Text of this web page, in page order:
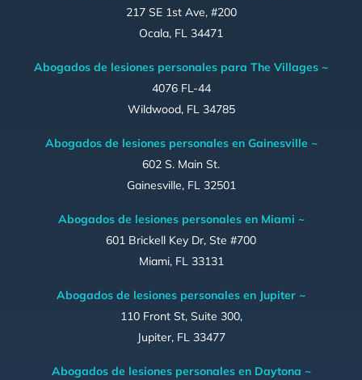
217 SE 1st Ave, #200
Ocala, FL 34471
Abogados de lesiones personales para The Villages ~
4076 FL-44
Wildwood, FL 34785
Abogados de lesiones personales en Gainesville ~
602 S. Main St.
Gainesville, FL 32501
Abogados de lesiones personales en Miami ~
601 Brickell Key Dr, Ste #700
Miami, FL 33131
Abogados de lesiones personales en Jupiter ~
110 Front St, Suite 300,
Jupiter, FL 33477
Abogados de lesiones personales en Daytona ~